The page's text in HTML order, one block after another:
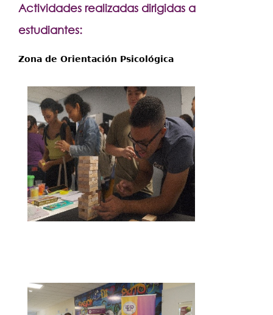
Actividades realizadas dirigidas a
estudiantes:
Zona de Orientación Psicológica